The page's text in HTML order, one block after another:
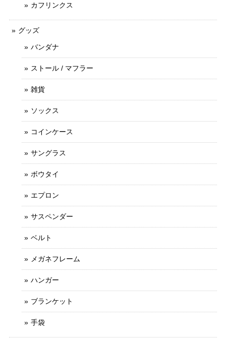
カフリンクス
グッズ
バンダナ
ストール / マフラー
雑貨
ソックス
コインケース
サングラス
ボウタイ
エプロン
サスペンダー
ベルト
メガネフレーム
ハンガー
ブランケット
手袋